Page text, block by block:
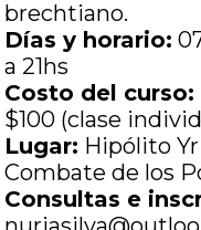
brechtiano.
Días y horario:
a 21hs
Costo del curso:
$100 (clase
Lugar: Hipólito
Combate de los
Consultas e